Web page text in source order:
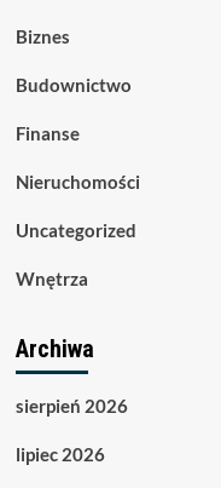
Biznes
Budownictwo
Finanse
Nieruchomości
Uncategorized
Wnętrza
Archiwa
sierpień 2026
lipiec 2026